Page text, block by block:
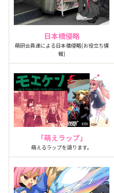
日本橋侵略
萌研会員達による日本橋侵略(お役立ち情
報)
「萌えラップ」
萌えるラップを語ります。